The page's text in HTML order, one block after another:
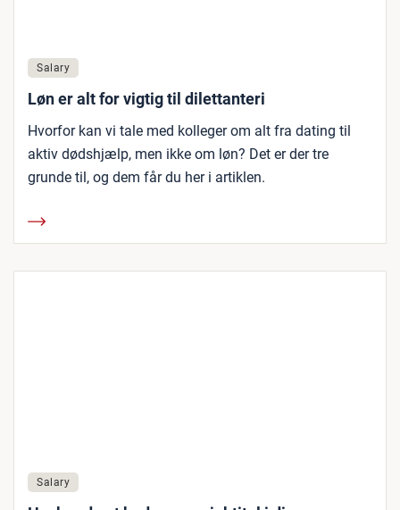
Salary
Løn er alt for vigtig til dilettanteri
Hvorfor kan vi tale med kolleger om alt fra dating til
aktiv dødshjælp, men ikke om løn? Det er der tre
grunde til, og dem får du her i artiklen.
Salary